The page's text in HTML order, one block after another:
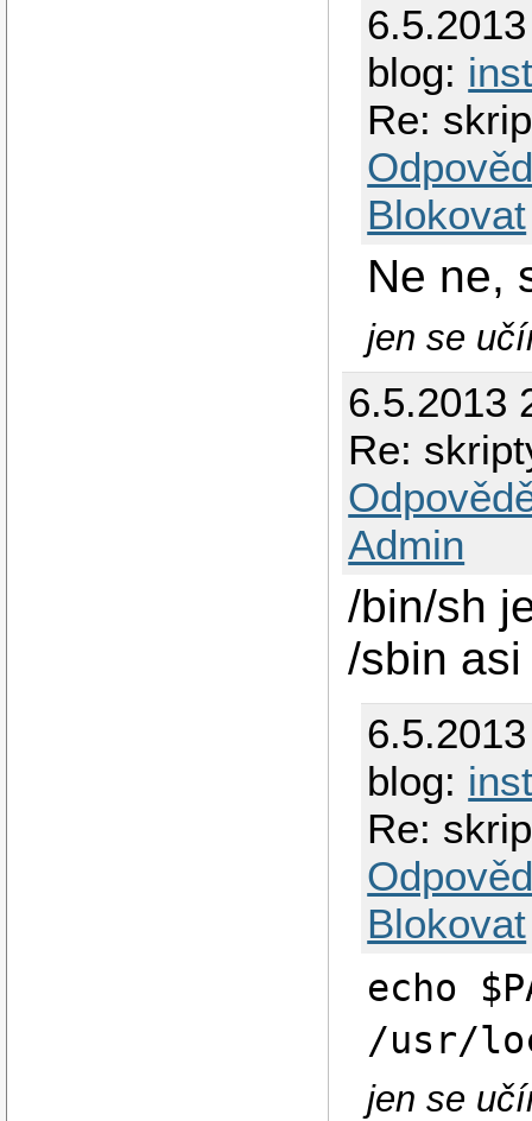
blog:
Re:
Blokovat
Ne ne,
jen se
6.5.2013
Re:
Admin
/bin/sh
/sbin asi
blog:
Re:
Blokovat
echo
/usr/
jen se